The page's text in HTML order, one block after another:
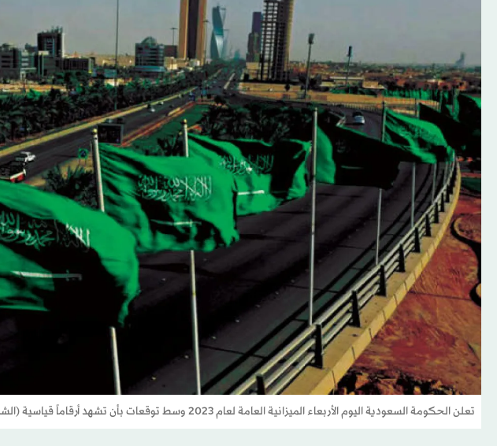
تعلن الحكومة السعودية اليوم الأربعاء الميزانية العامة لعام 2023 وسط توقعات بأن تشهد أرقاماً قياسية (الشرق الأوسط)